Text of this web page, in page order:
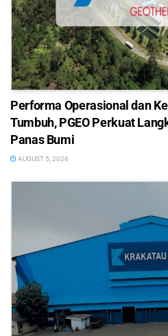
Performa Operasional dan
Tumbuh, PGEO Perkuat
Panas Bumi
AUGUST 5, 2026